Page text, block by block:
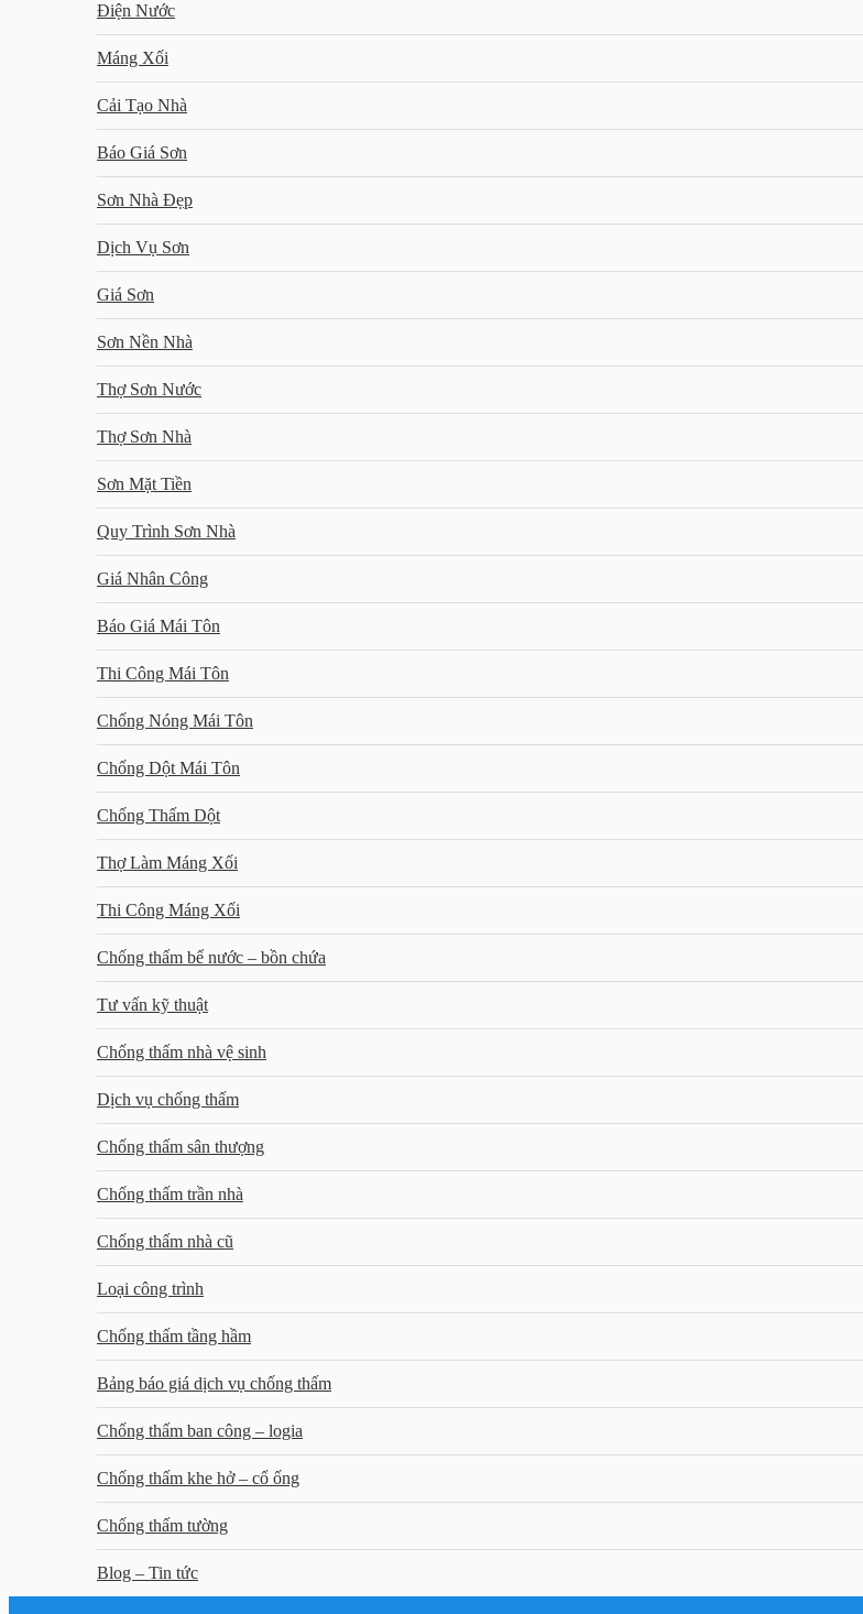
Điện Nước
Máng Xối
Cải Tạo Nhà
Báo Giá Sơn
Sơn Nhà Đẹp
Dịch Vụ Sơn
Giá Sơn
Sơn Nền Nhà
Thợ Sơn Nước
Thợ Sơn Nhà
Sơn Mặt Tiền
Quy Trình Sơn Nhà
Giá Nhân Công
Báo Giá Mái Tôn
Thi Công Mái Tôn
Chống Nóng Mái Tôn
Chống Dột Mái Tôn
Chống Thấm Dột
Thợ Làm Máng Xối
Thi Công Máng Xối
Chống thấm bể nước – bồn chứa
Tư vấn kỹ thuật
Chống thấm nhà vệ sinh
Dịch vụ chống thấm
Chống thấm sân thượng
Chống thấm trần nhà
Chống thấm nhà cũ
Loại công trình
Chống thấm tầng hầm
Bảng báo giá dịch vụ chống thấm
Chống thấm ban công – logia
Chống thấm khe hở – cổ ống
Chống thấm tường
Blog – Tin tức